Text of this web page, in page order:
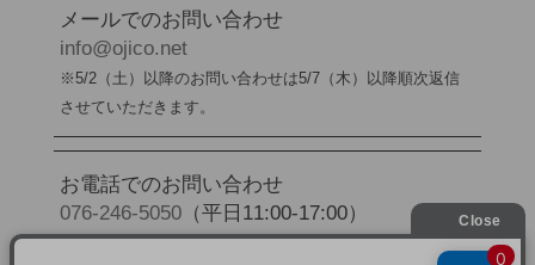
メールでのお問い合わせ
info@ojico.net
※5/2（土）以降のお問い合わせは5/7（木）以降順次返信
させていただきます。
お電話でのお問い合わせ
076-246-5050 （平日11:00-17:00）
※5/2（土）から5/6（水）までの間はお電話でのお問い合